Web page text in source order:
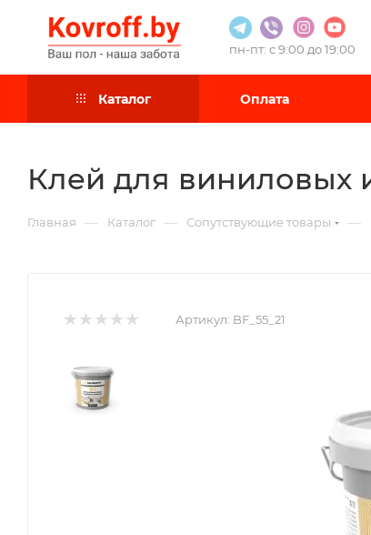
пн-пт: с 9:00 до 19:00
Каталог Оплата
Клей для виниловых
Главная — Каталог — Сопутствующие товары —
Артикул: BF_55_21